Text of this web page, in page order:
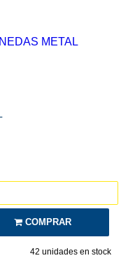
COMPRAR
42 unidades en stock